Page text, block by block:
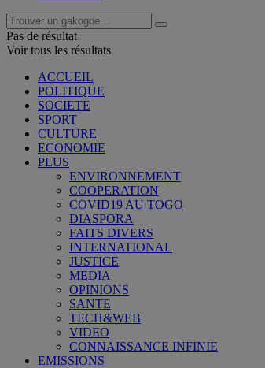
Pas de résultat
Voir tous les résultats
ACCUEIL
POLITIQUE
SOCIETE
SPORT
CULTURE
ECONOMIE
PLUS
ENVIRONNEMENT
COOPERATION
COVID19 AU TOGO
DIASPORA
FAITS DIVERS
INTERNATIONAL
JUSTICE
MEDIA
OPINIONS
SANTE
TECH&WEB
VIDEO
CONNAISSANCE INFINIE
EMISSIONS